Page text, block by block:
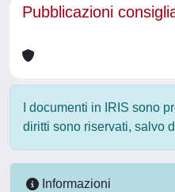
Pubblicazioni
I documenti in IRIS sono
diritti sono riservati, salvo
Informazioni